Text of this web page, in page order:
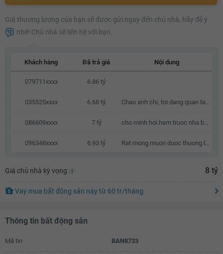
6.6 tỷ
6.66 tỷ
6.72 tỷ
6.74 tỷ
Giá thương lượng của bạn sẽ được gửi ngay đến chủ nhà, hãy để ý
nhé! Chủ nhà sẽ liên hệ với bạn.
Khách hàng Đã trả giá Nội dung
079711xxxx 6.86 tỷ
035525xxxx 6.68 tỷ
086609xxxx 7 tỷ
096348xxxx 6.93 tỷ
Giá chủ nhà kỳ vọng 8 tỷ
Vay mua bất động sản nàytừ 60 tr/tháng
Thông tin bất động sản
Mã tin BAN8733